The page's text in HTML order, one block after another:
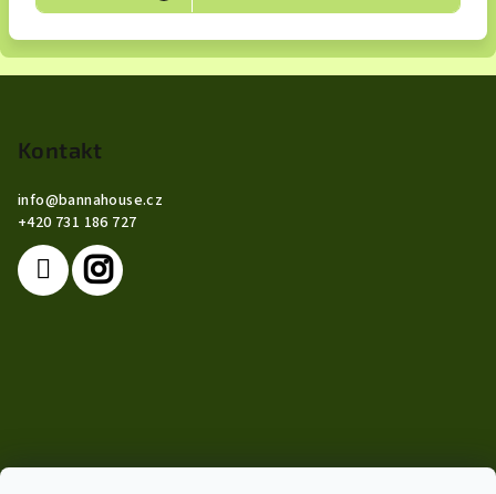
Kontakt
info@bannahouse.cz
+420 731 186 727